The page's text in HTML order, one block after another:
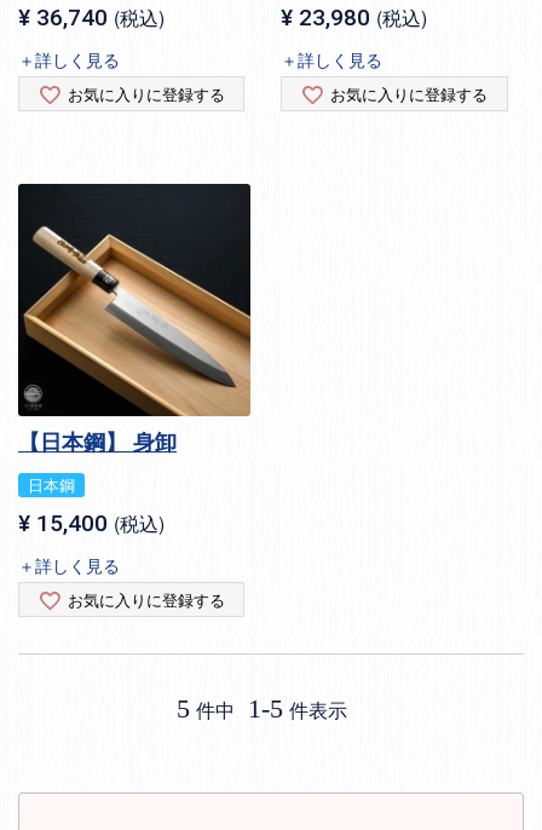
¥ 36,740 税込
＋詳しく見る
お気に入りに登録する
¥ 23,980 税込
＋詳しく見る
お気に入りに登録する
【日本鋼】 身卸
日本鋼
¥ 15,400 税込
＋詳しく見る
お気に入りに登録する
5 件中 1-5 件表示